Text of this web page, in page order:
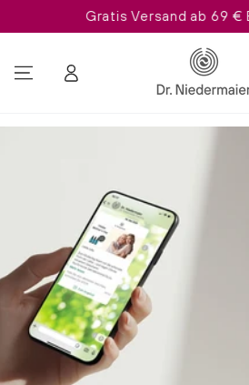
ZUM INHALT SPRINGEN
Gratis Versand ab 69 €
Einloggen